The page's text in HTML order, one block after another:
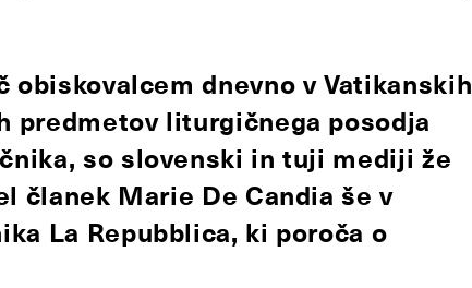
dnevno v Vatikanskih
predmetov liturgičnega posodja
so slovenski in tuji mediji že
članek Marie De Candia še v
La Repubblica, ki poroča o